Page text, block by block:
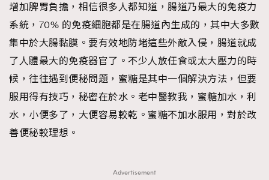
增加脾胃負擔，相信很多人都知道，腸道乃最大的免疫力
系統，70% 的免疫細胞都是在腸道內生成的，其中大多數
集中於大腸黏膜。要有效地防堵這些外敵入侵，腸道就成
了人體最大的免疫器官了。不少人放任食或太大壓力的時
候，往往遇到便秘問題，蜜糖是其中一個解決方法，但要
服用得有技巧，秘密在於水。老中醫教我，蜜糖加水，利
水，小便多了，大便容易較乾。蜜糖不加水服用，對於改
善便秘較理想。
Advertisement